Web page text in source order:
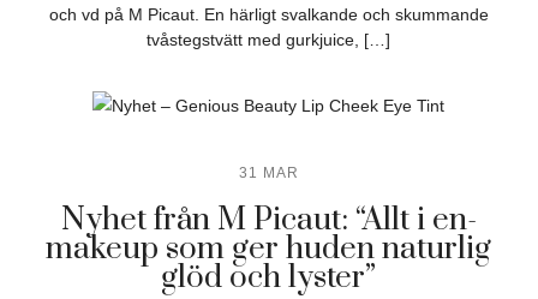
och vd på M Picaut. En härligt svalkande och skummande
tvåstegstvätt med gurkjuice, […]
31 MAR
Nyhet från M Picaut: “Allt i en-
makeup som ger huden naturlig
glöd och lyster”